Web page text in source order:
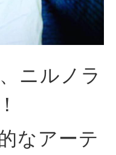
ニルノラ
なアーテ